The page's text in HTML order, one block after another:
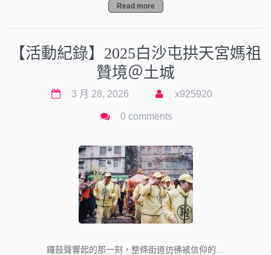
Read more
【活動紀錄】2025白沙屯拱天宮媽祖
贊境＠土城
3 月 28, 2026 x925920
0 comments
鑼鼓聲響起的那一刻，整條街道彷彿被信仰的…